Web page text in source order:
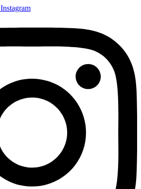
Instagram